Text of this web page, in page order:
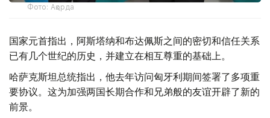
Фото: Ақорда
国家元首指出，阿斯塔纳和布达佩斯之间的密切和信任关系
已有几个世纪的历史，并建立在相互尊重的基础上。
哈萨克斯坦总统指出，他去年访问匈牙利期间签署了多项重
要协议。这为加强两国长期合作和兄弟般的友谊开辟了新的
前景。